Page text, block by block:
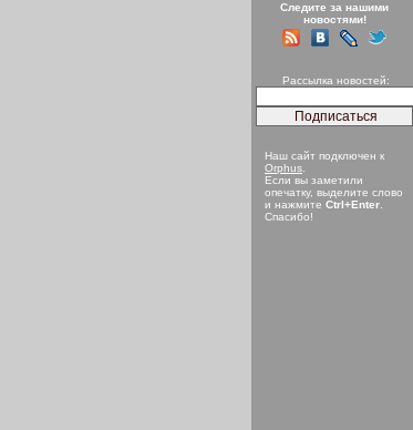
Следите за нашими
новостями!
Рассылка новостей:
Наш сайт подключен к
Orphus
Если вы заметили
опечатку, выделите слово
и нажмите Ctrl+Enter
Спасибо!